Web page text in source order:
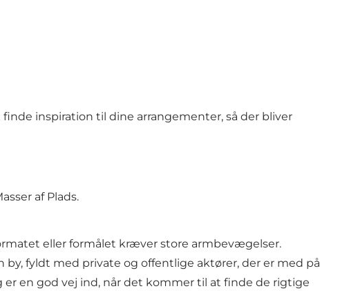
inspiration til dine arrangementer, så der bliver
af Plads.
eller formålet kræver store armbevægelser.
by, fyldt med private og offentlige aktører, der er med på
en god vej ind, når det kommer til at finde de rigtige